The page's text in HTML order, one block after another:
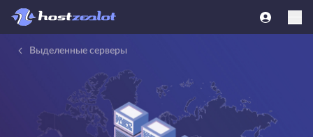
Выделенные серверы